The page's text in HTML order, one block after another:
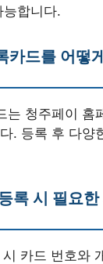
합니다.
카드를 어떻
는 청주페이 홈
. 등록 후 다양
록 시 필요
카드 번호와